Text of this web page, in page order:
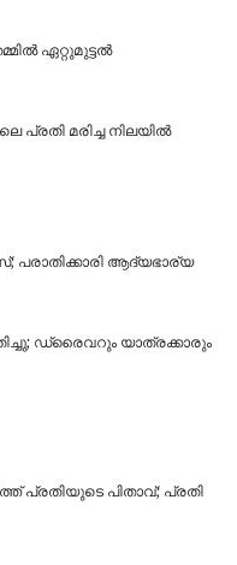
ഏറ്റുമുട്ടൽ
പ്രതി മരിച്ച നിലയിൽ
ആദ്യഭാര്യ
ഡ്രൈവറും യാത്രക്കാരും
പ്രതിയുടെ പിതാവ്; പ്രതി